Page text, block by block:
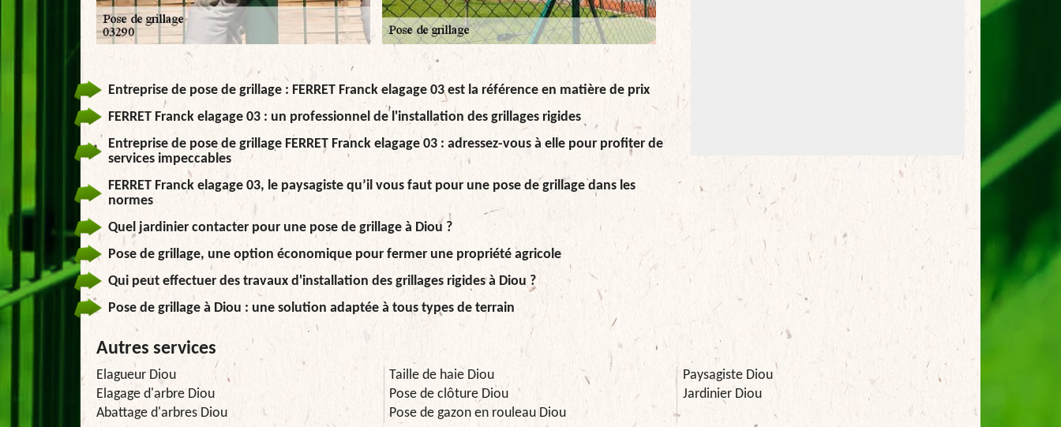
Entreprise de pose de grillage : FERRET Franck elagage 03 est la référence en matière de prix
FERRET Franck elagage 03 : un professionnel de l'installation des grillages rigides
Entreprise de pose de grillage FERRET Franck elagage 03 : adressez-vous à elle pour profiter de
services impeccables
FERRET Franck elagage 03, le paysagiste qu’il vous faut pour une pose de grillage dans les
normes
Quel jardinier contacter pour une pose de grillage à Diou ?
Pose de grillage, une option économique pour fermer une propriété agricole
Qui peut effectuer des travaux d'installation des grillages rigides à Diou ?
Pose de grillage à Diou : une solution adaptée à tous types de terrain
Autres services
Elagueur Diou
Elagage d'arbre Diou
Abattage d'arbres Diou
Taille de haie Diou
Pose de clôture Diou
Pose de gazon en rouleau Diou
Paysagiste Diou
Jardinier Diou